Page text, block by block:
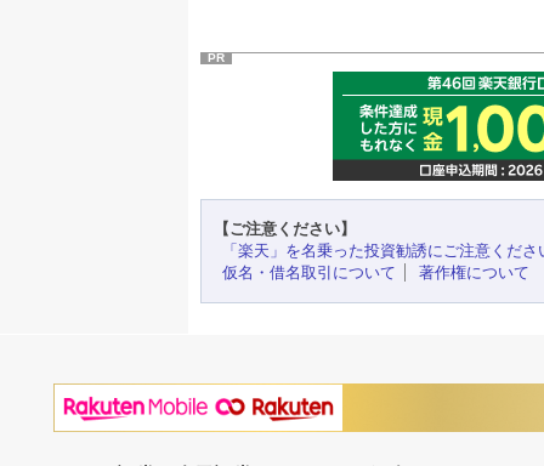
PR
【ご注意ください】
「楽天」を名乗った投資勧誘にご注意くださ
仮名・借名取引について
著作権について